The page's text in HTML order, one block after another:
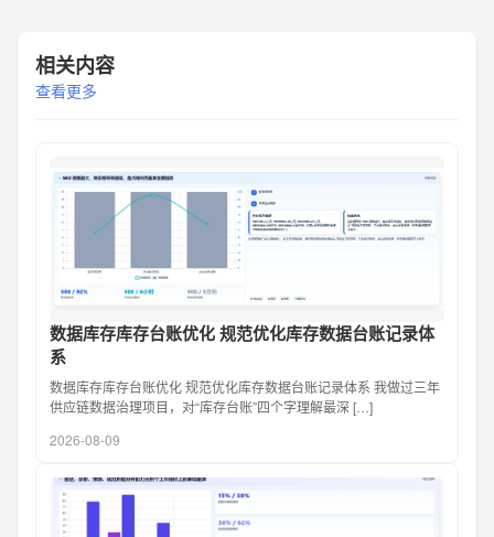
相关内容
查看更多
数据库存库存台账优化 规范优化库存数据台账记录体
系
数据库存库存台账优化 规范优化库存数据台账记录体系 我做过三年
供应链数据治理项目，对“库存台账”四个字理解最深 […]
2026-08-09